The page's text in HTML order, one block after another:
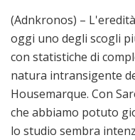
(Adnkronos) –
oggi uno degli scogli
con statistiche di
natura intransigente
Housemarque. Con
che abbiamo potuto
lo studio sembra